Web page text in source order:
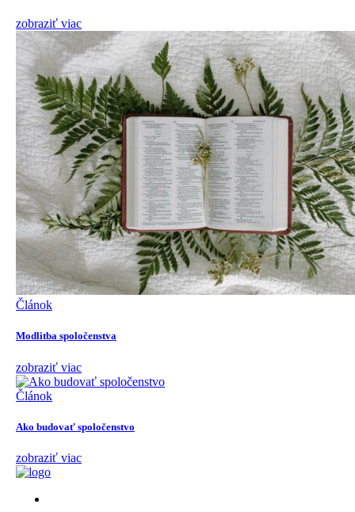
zobraziť viac
Článok
Modlitba spoločenstva
zobraziť viac
Článok
Ako budovať spoločenstvo
zobraziť viac